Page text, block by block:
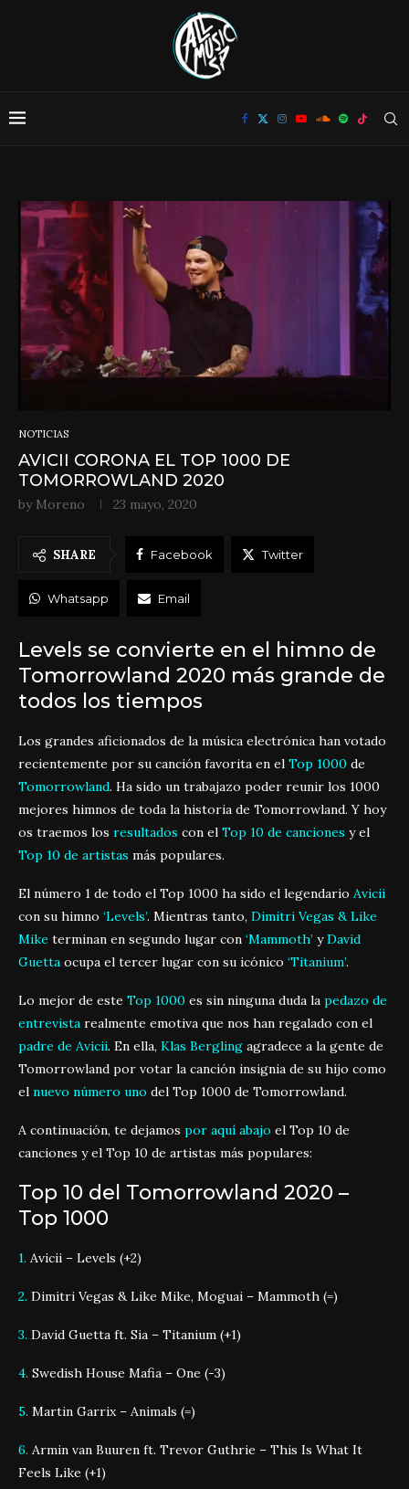
NOTICIAS
AVICII CORONA EL TOP 1000 DE
TOMORROWLAND 2020
by Moreno 23 mayo, 2020
SHARE Facebook Twitter
Whatsapp Email
Levels se convierte en el himno de
Tomorrowland 2020 más grande de
todos los tiempos
Los grandes aficionados de la música electrónica han votado
recientemente por su canción favorita en el Top 1000 de
Tomorrowland. Ha sido un trabajazo poder reunir los 1000
mejores himnos de toda la historia de Tomorrowland. Y hoy
os traemos los resultados con el Top 10 de canciones y el
Top 10 de artistas más populares.
El número 1 de todo el Top 1000 ha sido el legendario Avicii
con su himno ‘Levels’. Mientras tanto, Dimitri Vegas & Like
Mike terminan en segundo lugar con ‘Mammoth’ yDavid
Guetta ocupa el tercer lugar con su icónico ‘Titanium’.
Lo mejor de este Top 1000 es sin ninguna duda la pedazo de
entrevista realmente emotiva que nos han regalado con el
padre de Avicii. En ella, Klas Bergling agradece a la gente de
Tomorrowland por votar la canción insignia de su hijo como
el nuevo número uno del Top 1000 de Tomorrowland.
A continuación, te dejamos por aquí abajo el Top 10 de
canciones y el Top 10 de artistas más populares:
Top 10 del Tomorrowland 2020 –
Top 1000
1. Avicii – Levels (+2)
2. Dimitri Vegas & Like Mike, Moguai – Mammoth (=)
3. David Guetta ft. Sia – Titanium (+1)
4. Swedish House Mafia – One (-3)
5. Martin Garrix – Animals (=)
6. Armin van Buuren ft. Trevor Guthrie – This Is What It
Feels Like (+1)